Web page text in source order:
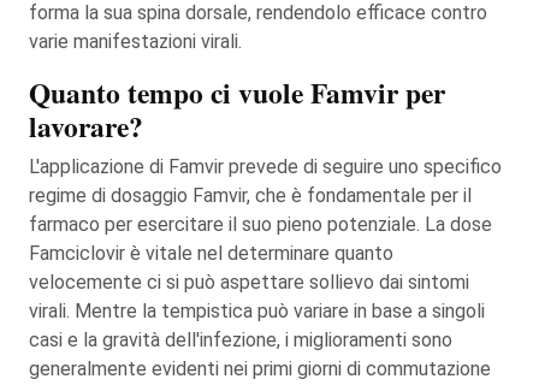
forma la sua spina dorsale, rendendolo efficace contro
varie manifestazioni virali.
Quanto tempo ci vuole Famvir per
lavorare?
L'applicazione di Famvir prevede di seguire uno specifico
regime di dosaggio Famvir, che è fondamentale per il
farmaco per esercitare il suo pieno potenziale. La dose
Famciclovir è vitale nel determinare quanto
velocemente ci si può aspettare sollievo dai sintomi
virali. Mentre la tempistica può variare in base a singoli
casi e la gravità dell'infezione, i miglioramenti sono
generalmente evidenti nei primi giorni di commutazione